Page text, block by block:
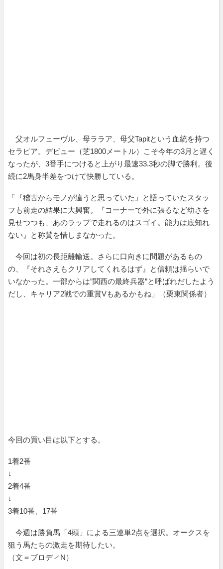
父オルフェーヴル、母ララア、母父Tapitという血統を持つ
セラピア。デビュー（芝1800メートル）こそ今年の3月と遅く
なったが、3番手につけると上がり最速33.3秒の脚で勝利。後
続に2馬身半差をつけて快勝している。
「『稽古からモノが違うと思っていた』と語っていたスタッ
フも前走の結果に大興奮。『コーナーで外に張るなど幼さを
見せつつも、あのラップで走れるのはスゴイ。能力は底知れ
ない』と称賛を惜しまなかった。
今回は初の長距離輸送。さらに口向きに問題があるもの
の、『それさえもクリアしてくれるはず』と信頼は揺らいで
いなかった。一部からは”関西の最終兵器”と呼ばれだしたよう
だし、キャリア2戦での重賞Vもあるかもね」（栗東関係者）
今回の買い目は以下とする。
1着2番
↓
2着4番
↓
3着10番、17番
今週は勝負馬「4頭」による三連単2点を選択。オークスを
狙う馬たちの激走を期待したい。
（文＝ブロディN）